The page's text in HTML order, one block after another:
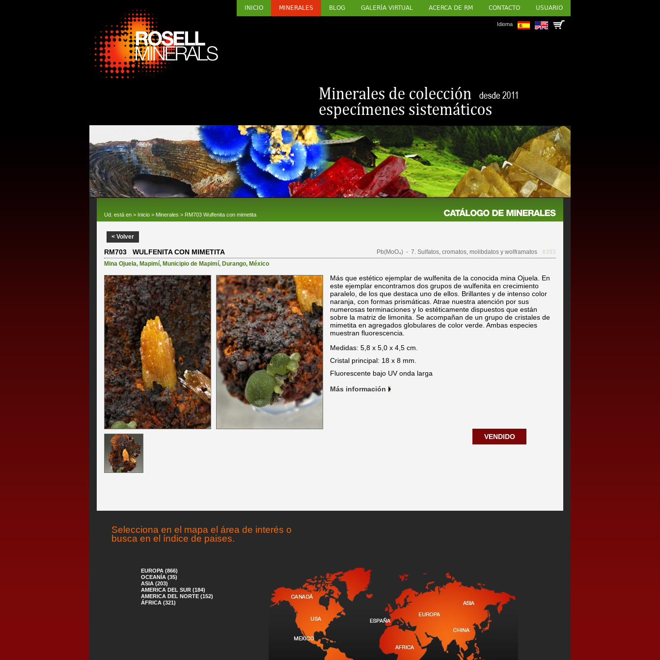
INICIO MINERALES BLOG GALERÍA VIRTUAL ACERCA DE RM CONTACTO USUARIO
Idioma
Ud. está en > Inicio > Minerales > RM703 Wulfenita con mimetita
< Volver
RM703 WULFENITA CON MIMETITA Pb(MoO₄) - 7. Sulfatos, cromatos, molibdatos y wolframatos
#393
Mina Ojuela, Mapimí, Municipio de Mapimí, Durango, México
Más que estético ejemplar de wulfenita de la conocida mina Ojuela. En
este ejemplar encontramos dos grupos de wulfenita en crecimiento
paralelo, de los que destaca uno de ellos. Brillantes y de intenso color
naranja, con formas prismáticas. Atrae nuestra atención por sus
numerosas terminaciones y lo estéticamente dispuestos que están
sobre la matriz de limonita. Se acompañan de un grupo de cristales de
mimetita en agregados globulares de color verde. Ambas especies
muestran fluorescencia.
Medidas: 5,8 x 5,0 x 4,5 cm.
Cristal principal: 18 x 8 mm.
Fluorescente bajo UV onda larga
Más información
VENDIDO
Selecciona en el mapa el área de interés o
busca en el índice de paises.
EUROPA (866)
OCEANÍA (35)
ASIA (203)
AMERICA DEL SUR (184)
AMERICA DEL NORTE (152)
ÁFRICA (321)